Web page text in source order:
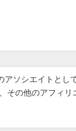
アソシエイトとし
その他のアフィリ